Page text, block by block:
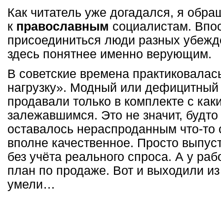
Как читатель уже догадался, я
к православным социалистам.
присоединиться люди разных
здесь понятнее именно верующим.
В советские времена
нагрузку». Модный или дефицитный
продавали только в комплекте с
залежавшимся. Это не значит, будто
оставалось нераспроданным что-то
вполне качественное. Просто
без учёта реального спроса. А у
план по продаже. Вот и выходили
умели…